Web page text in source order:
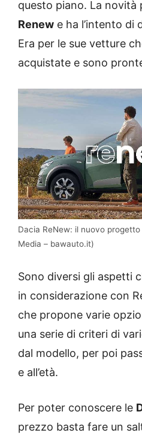
questo piano. La novità
Renew e ha l’intento di
Era per le sue vetture
acquistate e sono
Dacia ReNew: il nuovo progetto
Media – bawauto.it)
Sono diversi gli aspetti
in considerazione con
che propone varie
una serie di criteri di
dal modello, per poi
e all’età.
Per poter conoscere le
prezzo basta fare un